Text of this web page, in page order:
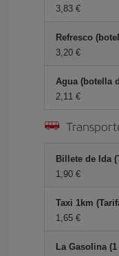
3,83 €
Refresco
3,20 €
Agua (botella
2,11 €
Billete de Ida
1,90 €
Taxi 1km
1,65 €
La Gasolina